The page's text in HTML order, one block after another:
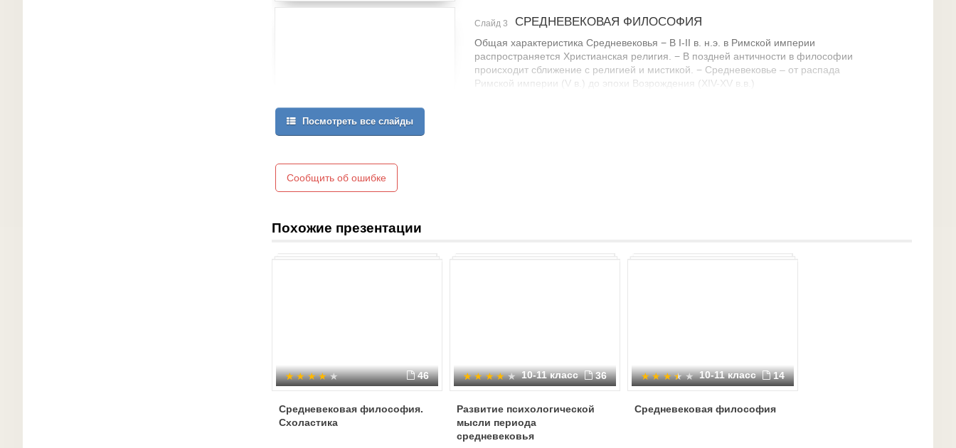
Слайд 3 СРЕДНЕВЕКОВАЯ ФИЛОСОФИЯ
Общая характеристика Средневековья − В I-II в. н.э. в Римской империи
распространяется Христианская религия. − В поздней античности в философии
происходит сближение с религией и мистикой. − Средневековье – от распада
Римской империи (V в.) до эпохи Возрождения (XIV-XV в.в.)
Посмотреть все слайды
Сообщить об ошибке
Похожие презентации
46
Средневековая философия.
Схоластика
10-11 класс 36
Развитие психологической
мысли периода
средневековья
10-11 класс 14
Средневековая философия